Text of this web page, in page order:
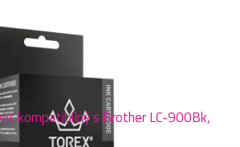
kompatibilný s Brother LC-900Bk,